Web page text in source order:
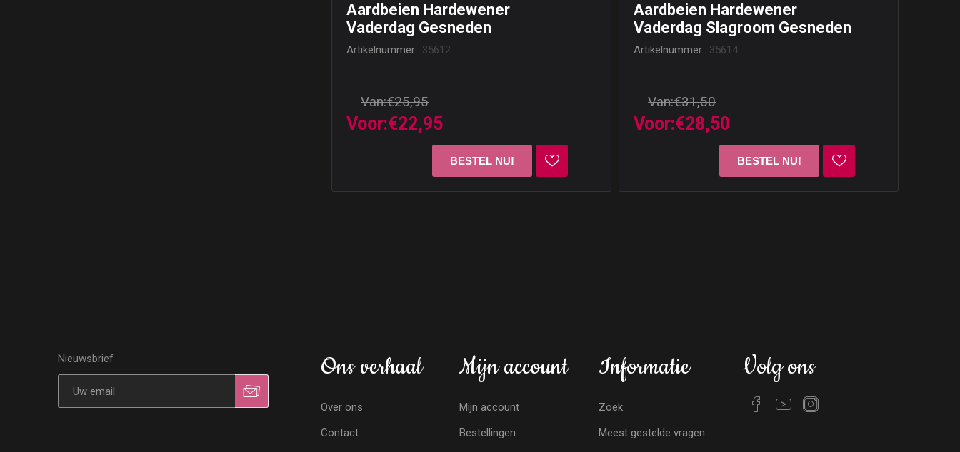
Aardbeien Hardewener
Vaderdag Gesneden
Artikelnummer:: 35612
Van:€25,95
Voor:€22,95
Aardbeien Hardewener
Vaderdag Slagroom Gesneden
Artikelnummer:: 35614
Van:€31,50
Voor:€28,50
Nieuwsbrief Ons verhaal
Over ons
Contact
Mijn account
Mijn account
Bestellingen
Informatie
Zoek
Meest gestelde vragen
Volg ons